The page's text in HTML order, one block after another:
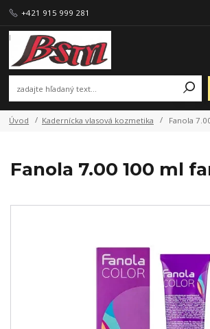
+421 915 999 281
Úvod Kadernícka vlasová kozmetika Fanola
Fanola 7.00 100 ml